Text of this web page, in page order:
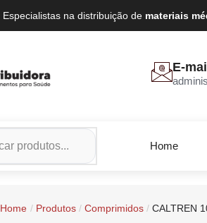
Especialistas na distribuição de materiais
E-mail
Home
Home / Produtos / Comprimidos / CALTREN